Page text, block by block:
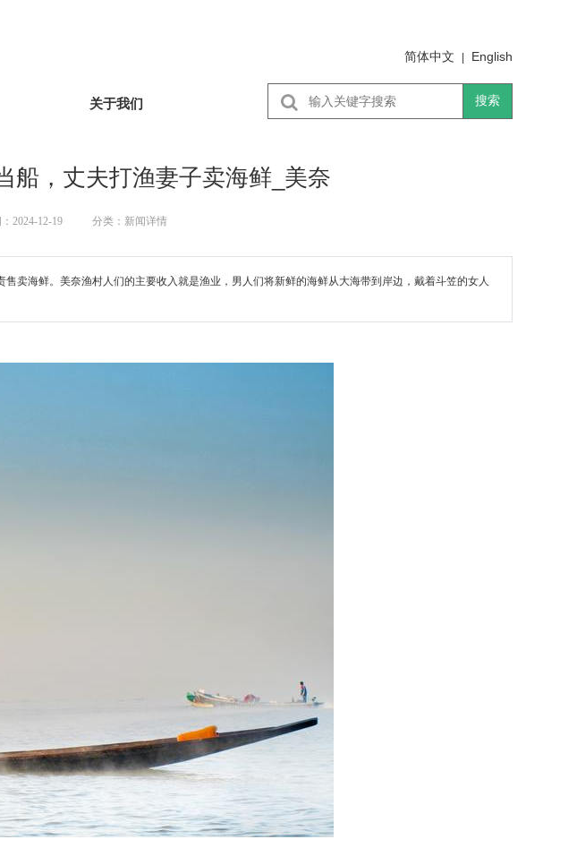
简体中文 English
关于我们 搜索
船，丈夫打渔妻子卖海鲜_美奈
2024-12-19 分类：新闻详情
卖海鲜。美奈渔村人们的主要收入就是渔业，男人们将新鲜的海鲜从大海带到岸边，戴着斗笠的女人